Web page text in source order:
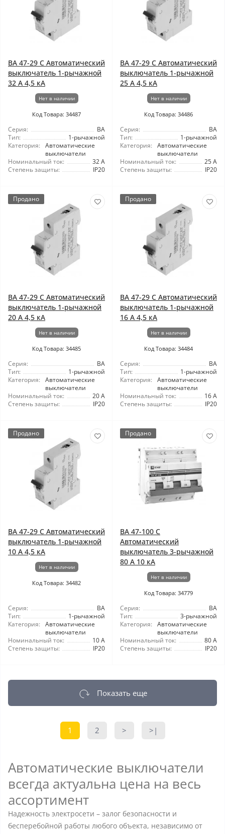
ВА 47-29 C Автоматический
выключатель 1-рычажной
32 А 4,5 кА
Нет в наличии
Код Товара: 34487
Серия:
ВА
Тип:
1-рычажной
Категория:
Автоматические
выключатели
Номинальный ток:
32 А
Степень защиты:
IP20
ВА 47-29 C Автоматический
выключатель 1-рычажной
25 А 4,5 кА
Нет в наличии
Код Товара: 34486
Серия:
ВА
Тип:
1-рычажной
Категория:
Автоматические
выключатели
Номинальный ток:
25 А
Степень защиты:
IP20
Продано
ВА 47-29 C Автоматический
выключатель 1-рычажной
20 А 4,5 кА
Нет в наличии
Код Товара: 34485
Серия:
ВА
Тип:
1-рычажной
Категория:
Автоматические
выключатели
Номинальный ток:
20 А
Степень защиты:
IP20
Продано
ВА 47-29 C Автоматический
выключатель 1-рычажной
16 А 4,5 кА
Нет в наличии
Код Товара: 34484
Серия:
ВА
Тип:
1-рычажной
Категория:
Автоматические
выключатели
Номинальный ток:
16 А
Степень защиты:
IP20
Продано
ВА 47-29 C Автоматический
выключатель 1-рычажной
10 А 4,5 кА
Нет в наличии
Код Товара: 34482
Серия:
ВА
Тип:
1-рычажной
Категория:
Автоматические
выключатели
Номинальный ток:
10 А
Степень защиты:
IP20
Продано
ВА 47-100 C
Автоматический
выключатель 3-рычажной
80 А 10 кА
Нет в наличии
Код Товара: 34779
Серия:
ВА
Тип:
3-рычажной
Категория:
Автоматические
выключатели
Номинальный ток:
80 А
Степень защиты:
IP20
Показать еще
1 2 > >|
Автоматические выключатели
всегда актуальна цена на весь
ассортимент
Надежность электросети – залог безопасности и
бесперебойной работы любого объекта, независимо от